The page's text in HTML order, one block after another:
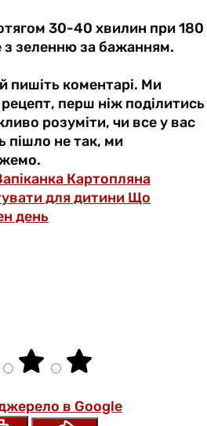
30-40 хвилин при 180
з зеленню за бажанням.
пишіть коментарі. Ми
перш ніж поділитись
розуміти, чи все у вас
пішло не так, ми
Картопляна
для дитини Що
день